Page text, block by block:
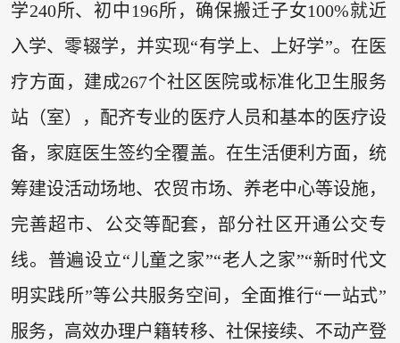
学240所、初中196所，确保搬迁子女100%就近
入学、零辍学，并实现“有学上、上好学”。在医
疗方面，建成267个社区医院或标准化卫生服务
站（室），配齐专业的医疗人员和基本的医疗设
备，家庭医生签约全覆盖。在生活便利方面，统
筹建设活动场地、农贸市场、养老中心等设施，
完善超市、公交等配套，部分社区开通公交专
线。普遍设立“儿童之家”“老人之家”“新时代文
明实践所”等公共服务空间，全面推行“一站式”
服务，高效办理户籍转移、社保接续、不动产登